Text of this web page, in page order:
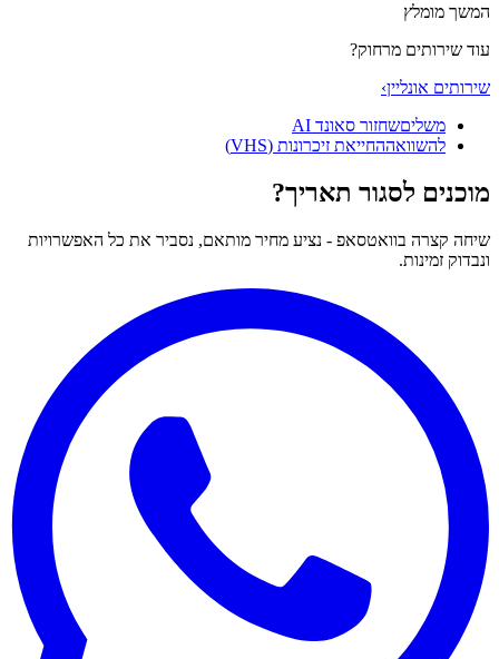
המשך מומלץ
עוד שירותים מרחוק?
שירותים אונליין›
משליםשחזור סאונד AI
להשוואההחייאת זיכרונות (VHS)
מוכנים לסגור תאריך?
שיחה קצרה בוואטסאפ - נציע מחיר מותאם, נסביר את כל האפשרויות
ונבדוק זמינות.